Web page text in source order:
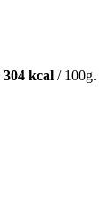
304 kcal / 100g.